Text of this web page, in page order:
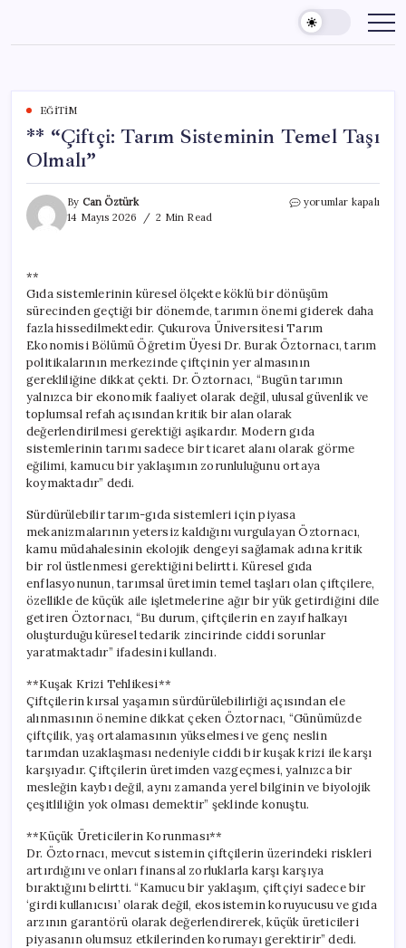
content
EĞITIM
** “Çiftçi: Tarım Sisteminin Temel Taşı
Olmalı”
By Can Öztürk
14 Mayıs 2026
2 Min Read
**
Olmalı”
için
yorumlar kapalı
**
Gıda sistemlerinin küresel ölçekte köklü bir dönüşüm
sürecinden geçtiği bir dönemde, tarımın önemi giderek daha
fazla hissedilmektedir. Çukurova Üniversitesi Tarım
Ekonomisi Bölümü Öğretim Üyesi Dr. Burak Öztornacı, tarım
politikalarının merkezinde çiftçinin yer almasının
gerekliliğine dikkat çekti. Dr. Öztornacı, “Bugün tarımın
yalnızca bir ekonomik faaliyet olarak değil, ulusal güvenlik ve
toplumsal refah açısından kritik bir alan olarak
değerlendirilmesi gerektiği aşikardır. Modern gıda
sistemlerinin tarımı sadece bir ticaret alanı olarak görme
eğilimi, kamucu bir yaklaşımın zorunluluğunu ortaya
koymaktadır” dedi.
Sürdürülebilir tarım-gıda sistemleri için piyasa
mekanizmalarının yetersiz kaldığını vurgulayan Öztornacı,
kamu müdahalesinin ekolojik dengeyi sağlamak adına kritik
bir rol üstlenmesi gerektiğini belirtti. Küresel gıda
enflasyonunun, tarımsal üretimin temel taşları olan çiftçilere,
özellikle de küçük aile işletmelerine ağır bir yük getirdiğini dile
getiren Öztornacı, “Bu durum, çiftçilerin en zayıf halkayı
oluşturduğu küresel tedarik zincirinde ciddi sorunlar
yaratmaktadır” ifadesini kullandı.
**Kuşak Krizi Tehlikesi**
Çiftçilerin kırsal yaşamın sürdürülebilirliği açısından ele
alınmasının önemine dikkat çeken Öztornacı, “Günümüzde
çiftçilik, yaş ortalamasının yükselmesi ve genç neslin
tarımdan uzaklaşması nedeniyle ciddi bir kuşak krizi ile karşı
karşıyadır. Çiftçilerin üretimden vazgeçmesi, yalnızca bir
mesleğin kaybı değil, aynı zamanda yerel bilginin ve biyolojik
çeşitliliğin yok olması demektir” şeklinde konuştu.
**Küçük Üreticilerin Korunması**
Dr. Öztornacı, mevcut sistemin çiftçilerin üzerindeki riskleri
artırdığını ve onları finansal zorluklarla karşı karşıya
bıraktığını belirtti. “Kamucu bir yaklaşım, çiftçiyi sadece bir
‘girdi kullanıcısı’ olarak değil, ekosistemin koruyucusu ve gıda
arzının garantörü olarak değerlendirerek, küçük üreticileri
piyasanın olumsuz etkilerinden korumayı gerektirir” dedi.